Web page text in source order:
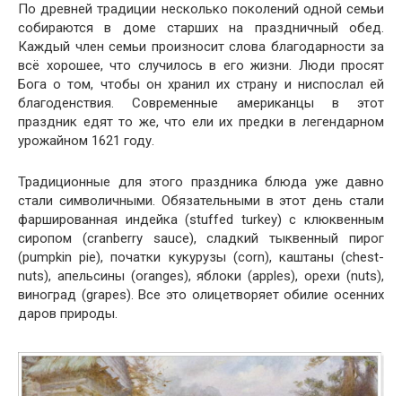
По древней традиции несколько поколений одной семьи
собираются в доме старших на праздничный обед.
Каждый член семьи произносит слова благодарности за
всё хорошее, что случилось в его жизни. Люди просят
Бога о том, чтобы он хранил их страну и ниспослал ей
благоденствия. Современные американцы в этот
праздник едят то же, что ели их предки в легендарном
урожайном 1621 году.
Традиционные для этого праздника блюда уже давно
стали символичными. Обязательными в этот день стали
фаршированная индейка (stuffed turkey) с клюквенным
сиропом (cran­ber­ry sauce), сладкий тыквенный пирог
(pump­kin pie), початки кукурузы (corn), каштаны (chest­
nuts), апельсины (oranges), яблоки (apples), орехи (nuts),
виноград (grapes). Все это олицетворяет обилие осенних
даров природы.